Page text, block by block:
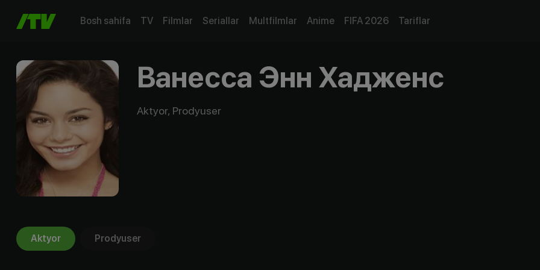
Bosh sahifa TV Filmlar Seriallar Multfilmlar Anime FIFA 2026 Tariflar
Ванесса Энн Хадженс
Aktyor, Prodyuser
Aktyor Prodyuser